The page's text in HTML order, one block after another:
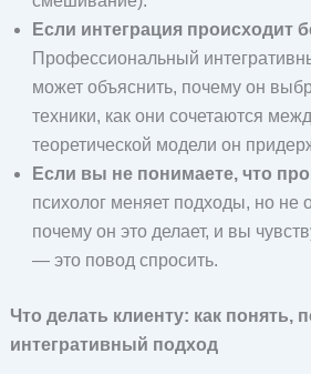
Если интеграция происходит
Профессиональный
может объяснить, почему он
техники, как они сочетаются
теоретической модели он
Если вы не понимаете, что
психолог меняет подходы, но не
почему он это делает, и вы
— это повод спросить.
Что делать клиенту: как понять,
интегративный подход